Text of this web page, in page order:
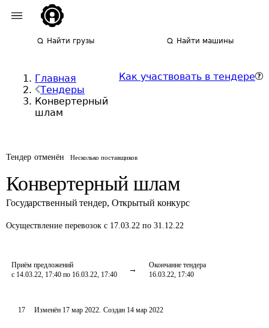
Найти грузы Найти машины
Главная
Тендеры
Конвертерный
шлам
Как участвовать в тендере
Тендер отменён Несколько поставщиков
Конвертерный шлам
Государственный тендер, Открытый конкурс
Осуществление перевозок с 17.03.22 по 31.12.22
Приём предложений
с 14.03.22, 17:40 по 16.03.22, 17:40
Окончание тендера
16.03.22, 17:40
17 Изменён 17 мар 2022. Создан 14 мар 2022